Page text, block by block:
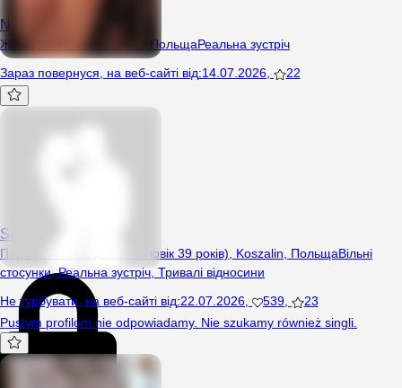
Napalona500
Жінка, 36 років, Koszalin, ПольщаРеальна зустріч
Зараз повернуся
на веб-сайті від:14.07.2026 22
SuperFajni666
Пара (Жінка 39 років, Чоловік 39 років), Koszalin, ПольщаВільні
стосунки,Реальна зустріч, Тривалі відносини
Не турбувати, на веб-сайті від:22.07.2026, 539,
23
Pustym profilom nie odpowiadamy. Nie szukamy również singli.